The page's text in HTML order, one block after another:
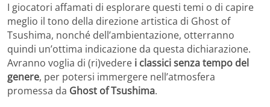
I giocatori affamati di esplorare questi temi o di capire
meglio il tono della direzione artistica di Ghost of
Tsushima, nonché dell’ambientazione, otterranno
quindi un’ottima indicazione da questa dichiarazione.
Avranno voglia di (ri)vedere i classici senza tempo del
genere, per potersi immergere nell’atmosfera
promessa da Ghost of Tsushima.